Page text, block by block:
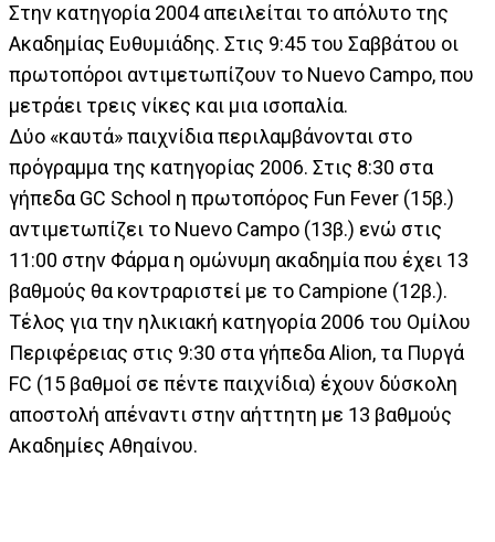
Στην κατηγορία 2004 απειλείται το απόλυτο της
Ακαδημίας Ευθυμιάδης. Στις 9:45 του Σαββάτου οι
πρωτοπόροι αντιμετωπίζουν το Nuevo Campo, που
μετράει τρεις νίκες και μια ισοπαλία.
Δύο «καυτά» παιχνίδια περιλαμβάνονται στο
πρόγραμμα της κατηγορίας 2006. Στις 8:30 στα
γήπεδα GC School η πρωτοπόρος Fun Fever (15β.)
αντιμετωπίζει το Nuevo Campo (13β.) ενώ στις
11:00 στην Φάρμα η ομώνυμη ακαδημία που έχει 13
βαθμούς θα κοντραριστεί με το Campione (12β.).
Τέλος για την ηλικιακή κατηγορία 2006 του Ομίλου
Περιφέρειας στις 9:30 στα γήπεδα Alion, τα Πυργά
FC (15 βαθμοί σε πέντε παιχνίδια) έχουν δύσκολη
αποστολή απέναντι στην αήττητη με 13 βαθμούς
Ακαδημίες Αθηαίνου.